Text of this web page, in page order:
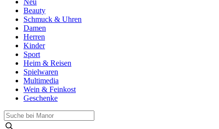
Neu
Beauty
Schmuck & Uhren
Damen
Herren
Kinder
Sport
Heim & Reisen
Spielwaren
Multimedia
Wein & Feinkost
Geschenke